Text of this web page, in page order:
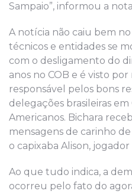
Sampaio”, informou a
A notícia não caiu bem
técnicos e entidades se
com o desligamento do
anos no COB e é visto
responsável pelos bons
delegações brasileiras
Americanos. Bichara
mensagens de carinho
o capixaba Alison,
Ao que tudo indica, a
ocorreu pelo fato do